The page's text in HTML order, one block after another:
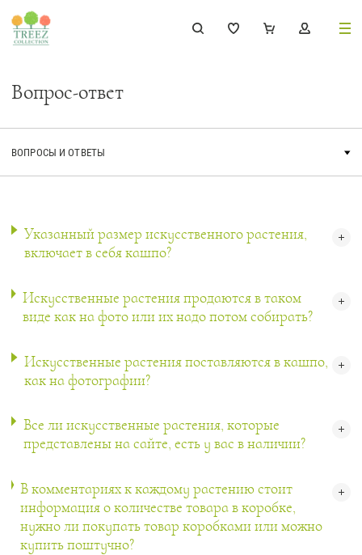
8 (495) 647-02-88
Каталог
Деревья
Растения, кусты, мох и трава
Ампельные растения
Кашпо 256
Цветы
Готовые решения от Treez 146
Вопрос-ответ
Указанный размер искусственного растения,
включает в себя кашпо?
Искусственные растения продаются в таком
виде как на фото или их надо потом собирать?
Искусственные растения поставляются в кашпо,
как на фотографии?
Все ли искусственные растения, которые
представлены на сайте, есть у вас в наличии?
В комментариях к каждому растению стоит
информация о количестве товара в коробке,
нужно ли покупать товар коробками или можно
купить поштучно?